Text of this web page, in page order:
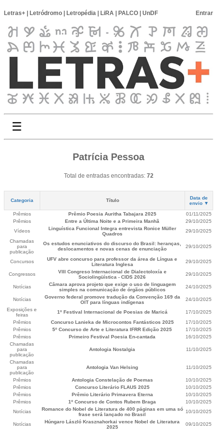
Letras+ Letródromo Letropédia LiRA PALCO UnDF Entrar
☰
Patrícia Pessoa
Total de entradas encontradas: 72
Categoria Título
Data de
envio ▼
Prêmios
Prêmio Poesia Auritha Tabajara 2025
01/11/2025
Prêmios
Entre a Última Noite e a Primeira Manhã
29/10/2025
Vídeos
Linguística Funcional Integra entrevista Ronice Müller
Quadros
29/10/2025
Chamadas
para
publicação
Os estudos enunciativos do discurso do Brasil: heranças,
deslocamentos e novas cenas de enunciação
29/10/2025
Concursos
UFV abre concurso para professor da área de Língua e
Literatura Inglesa
29/10/2025
Congressos
VIII Congreso Internacional de Dialectoloxía e
Sociolingüística - CIDS 2026
29/10/2025
Notícias
Câmara aprova projeto que exige o uso de linguagem
simples na comunicação de órgãos públicos
24/10/2025
Notícias
Governo federal promove tradução da Convenção 169 da
OIT para línguas indígenas
24/10/2025
Exposições e
feiras
1º Festival Internacional de Poesias de Maricá
17/10/2025
Prêmios
Concurso Lanieka de Microcontos Fantásticos 2025
17/10/2025
Prêmios
5º Concurso de Arte e Literatura IFRR Edição 2025
17/10/2025
Prêmios
Primeiro Festival Poesia En-cantada
16/10/2025
Chamadas
para
publicação
Antologia Nostalgia 11/10/2025
Chamadas
para
publicação
Antologia Van Helsing 11/10/2025
Prêmios Antologia Constelação de Poemas
10/10/2025
Prêmios
Concurso Literário FLAUS 2025
10/10/2025
Prêmios
Prêmio Literário Primavera Eterna
10/10/2025
Prêmios
1º Concurso de Contos Rubem Braga
10/10/2025
Notícias
Romance do Nobel de Literatura de 400 páginas em uma só
frase será lançado no Brasil
10/10/2025
Notícias
Húngaro László Krasznahorkai vence Nobel de Literatura
2025
09/10/2025